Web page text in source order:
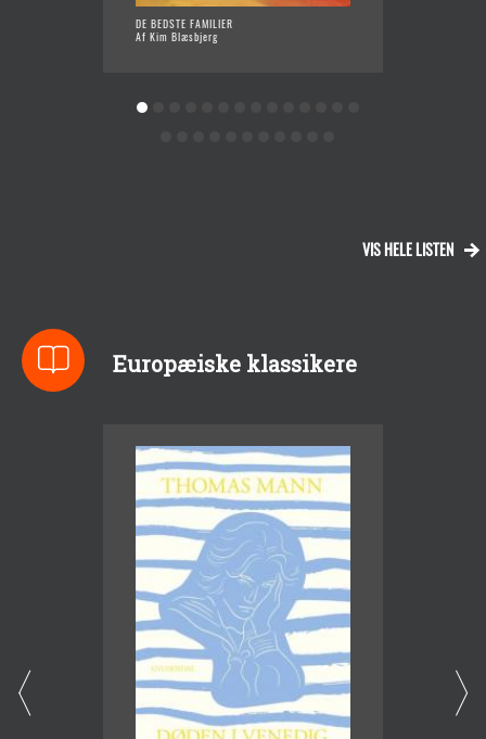
DE BEDSTE FAMILIER
Af Kim Blæsbjerg
VIS HELE LISTEN
Europæiske klassikere